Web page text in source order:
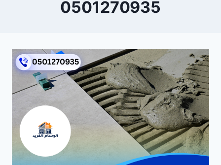
0501270935